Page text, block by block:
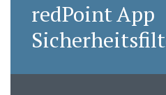
redPoint App